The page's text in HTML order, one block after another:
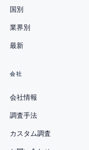
国別
業界別
最新
会社
会社情報
調査手法
カスタム調査